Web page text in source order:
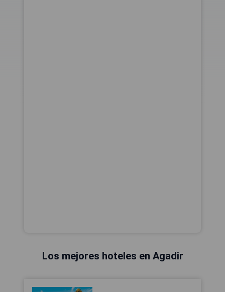
Los mejores hoteles en Agadir